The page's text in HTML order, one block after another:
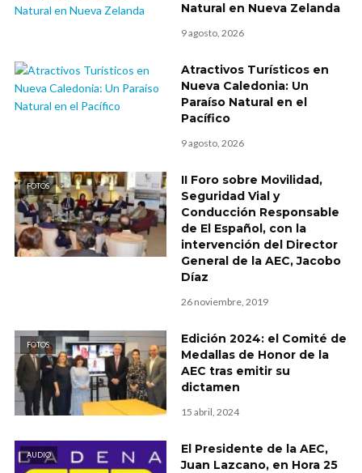
Natural en Nueva Zelanda
9 agosto, 2026
Atractivos Turísticos en
Nueva Caledonia: Un
Paraíso Natural en el
Pacífico
9 agosto, 2026
FOTOS
II Foro sobre Movilidad,
Seguridad Vial y
Conducción Responsable
de El Español, con la
intervención del Director
General de la AEC, Jacobo
Díaz
26 noviembre, 2019
FOTOS
Edición 2024: el Comité de
Medallas de Honor de la
AEC tras emitir su
dictamen
15 abril, 2024
AUDIO
El Presidente de la AEC,
Juan Lazcano, en Hora 25